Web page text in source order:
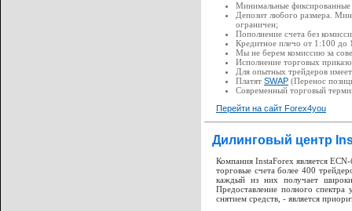
Минимальные фиксированные
Депозит любого размера.
ограничен;
Пополнение счета без
Кредитное плечо от 1:100 до
Мы не берем комиссию за
Исполнение торговых
Для опытных трейдеров
Платят SWAP (Перенос
Современный торговый
Перейти на сайт Forex4you
Дилинговый центр
Компания InstaForex является
торговые счета более 400
каждый из них получает
Предоставление полного
снятием средств, - является